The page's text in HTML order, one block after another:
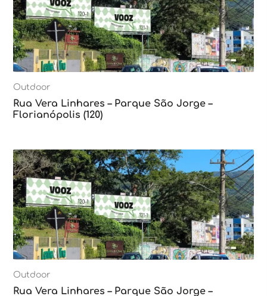
Outdoor
Rua Vera Linhares – Parque São Jorge –
Florianópolis (120)
Outdoor
Rua Vera Linhares – Parque São Jorge –